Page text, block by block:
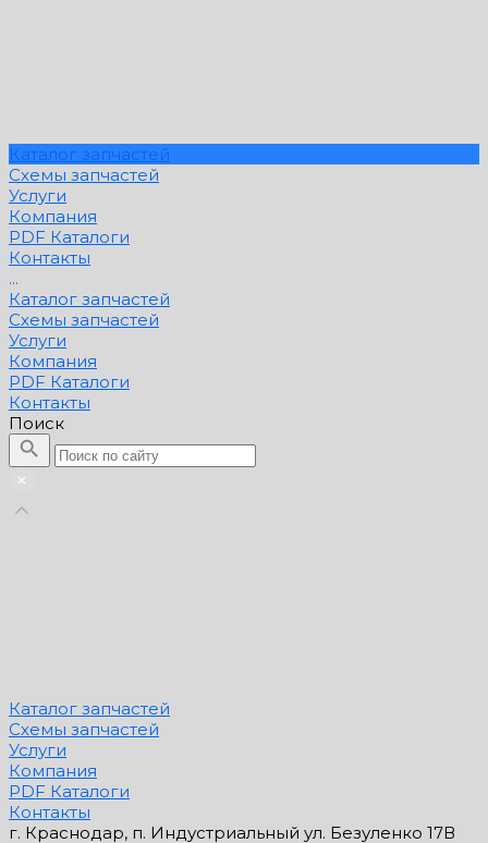
Каталог запчастей
Схемы запчастей
Услуги
Компания
PDF Каталоги
Контакты
...
Каталог запчастей
Схемы запчастей
Услуги
Компания
PDF Каталоги
Контакты
Поиск
Каталог запчастей
Схемы запчастей
Услуги
Компания
PDF Каталоги
Контакты
г. Краснодар, п. Индустриальный ул. Безуленко 17В